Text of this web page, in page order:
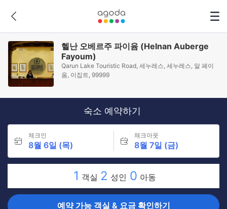
헬난 오베르주 파이윰 (Helnan Auberge
Fayoum)
Qarun Lake Touristic Road, 세누레스, 세누레스, 알 페이
움, 이집트, 99999
숙소 예약하기
체크인
8월 6일 (목)
체크아웃
8월 7일 (금)
1 객실 2 성인 0 아동
예약 가능 객실 & 요금 확인하기